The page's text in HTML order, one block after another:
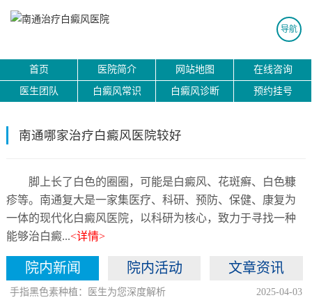
导航
首页 医院简介 网站地图 在线咨询
医生团队 白癜风常识 白癜风诊断 预约挂号
南通哪家治疗白癜风医院较好
脚上长了白色的圈圈，可能是白癜风、花斑癣、白色糠
疹等。南通复大是一家集医疗、科研、预防、保健、康复为
一体的现代化白癜风医院，以科研为核心，致力于寻找一种
能够治白癜...<详情>
院内新闻 院内活动 文章资讯
手指黑色素种植：医生为您深度解析
2025-04-03